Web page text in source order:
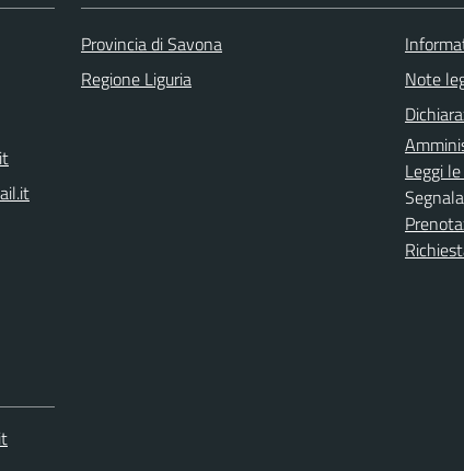
Provincia di Savona
Regione Liguria
Note
Leggi